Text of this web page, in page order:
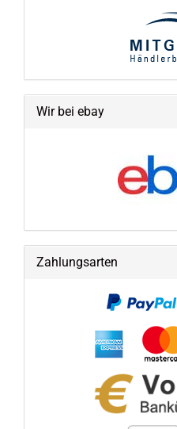
Wir bei ebay
Zahlungsarten